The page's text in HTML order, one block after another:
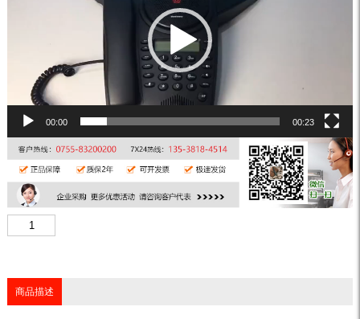
00:00 00:23
商品描述